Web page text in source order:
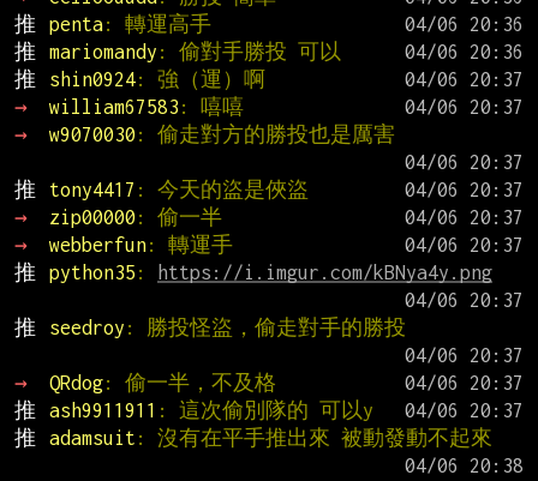
推
penta: 轉運高手
推
mariomandy : 偷對手勝投 可以
推
shin0924: 強（運）啊
→
william67583 : 嘻嘻
→
w9070030 : 偷走對方的勝投也是厲害
推
tony4417 : 今天的盜是俠盜
→
zip00000 : 偷一半
→
webberfun: 轉運手
推
python35 :
https://i.imgur.com/kBNya4y.png
推
seedroy : 勝投怪盜，偷走對手的勝投
→
QRdog: 偷一半，不及格
推
ash9911911 : 這次偷別隊的 可以y
推
adamsuit : 沒有在平手推出來 被動發動不起來